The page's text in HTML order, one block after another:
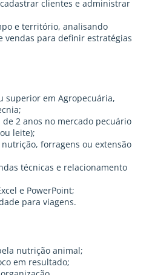
clientes e administrar
e território, analisando
vendas para definir estratégias
superior em Agropecuária,
2 anos no mercado pecuário
leite);
forragens ou extensão
técnicas e relacionamento
e PowerPoint;
para viagens.
nutrição animal;
em resultado;